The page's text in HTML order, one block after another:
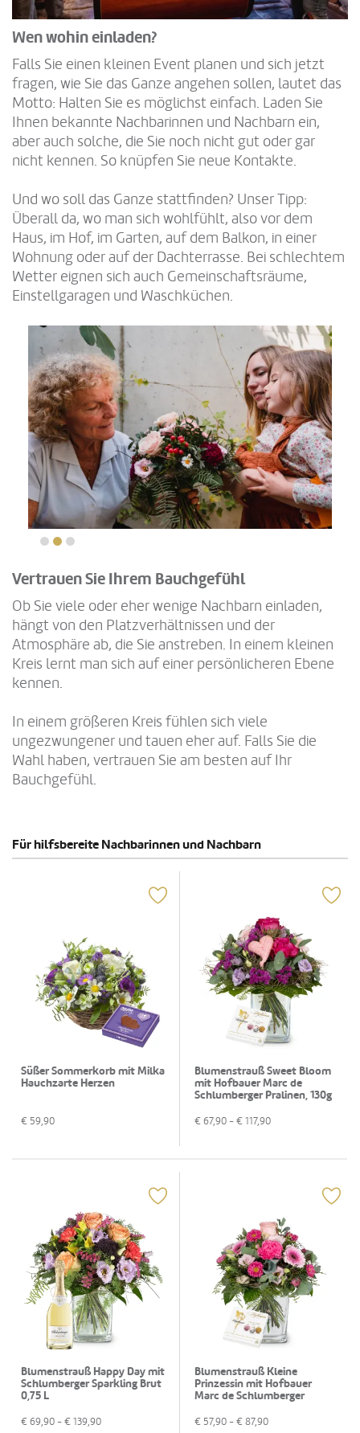
Wen wohin einladen?
Falls Sie einen kleinen Event planen und sich jetzt
fragen, wie Sie das Ganze angehen sollen, lautet das
Motto: Halten Sie es möglichst einfach. Laden Sie
Ihnen bekannte Nachbarinnen und Nachbarn ein,
aber auch solche, die Sie noch nicht gut oder gar
nicht kennen. So knüpfen Sie neue Kontakte.
Und wo soll das Ganze stattfinden? Unser Tipp:
Überall da, wo man sich wohlfühlt, also vor dem
Haus, im Hof, im Garten, auf dem Balkon, in einer
Wohnung oder auf der Dachterrasse. Bei schlechtem
Wetter eignen sich auch Gemeinschaftsräume,
Einstellgaragen und Waschküchen.
Vertrauen Sie Ihrem Bauchgefühl
Ob Sie viele oder eher wenige Nachbarn einladen,
hängt von den Platzverhältnissen und der
Atmosphäre ab, die Sie anstreben. In einem kleinen
Kreis lernt man sich auf einer persönlicheren Ebene
kennen.
In einem größeren Kreis fühlen sich viele
ungezwungener und tauen eher auf. Falls Sie die
Wahl haben, vertrauen Sie am besten auf Ihr
Bauchgefühl.
Für hilfsbereite Nachbarinnen und Nachbarn
Süßer Sommerkorb mit Milka
Hauchzarte Herzen
€ 59,90
Blumenstrauß Sweet Bloom
mit Hofbauer Marc de
Schlumberger Pralinen, 130g
€ 67,90 - € 117,90
Blumenstrauß Happy Day mit
Schlumberger Sparkling Brut
0,75 L
€ 69,90 - € 139,90
Blumenstrauß Kleine
Prinzessin mit Hofbauer
Marc de Schlumberger
€ 57,90 - € 87,90